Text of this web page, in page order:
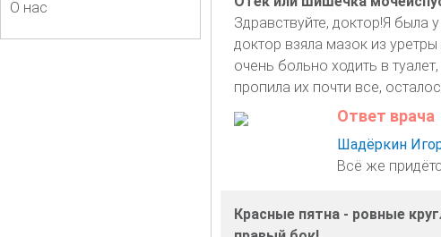
О нас
Здравствуйте, доктор!Я была
доктор взяла мазок из
очень больно ходить в
пропила их почти все,
Ответ врача
Шадёркин
Всё же
Красные пятна - ровные